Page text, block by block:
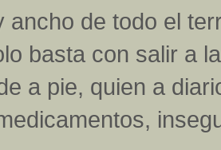
ancho de todo el
basta con salir a
a pie, quien a